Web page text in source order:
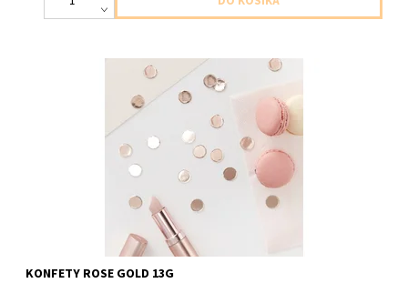
papierove konfety ruzovo zlate 13g v baleni
KONFETY ROSE GOLD 13G